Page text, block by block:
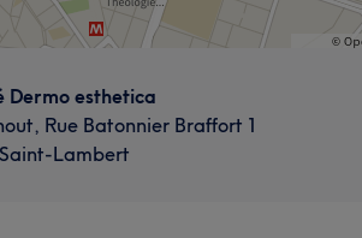
Dermo esthetica
Rue Batonnier Braffort 1
Lambert